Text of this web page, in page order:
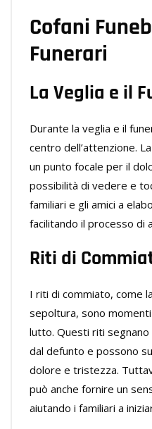
Cofani
Funerari
La Veglia e il
Durante la veglia e il
centro dell’attenzione.
un punto focale per il
possibilità di vedere e
familiari e gli amici a
facilitando il processo di
Riti di
I riti di commiato, come
sepoltura, sono
lutto. Questi riti
dal defunto e possono
dolore e tristezza.
può anche fornire un
aiutando i familiari a